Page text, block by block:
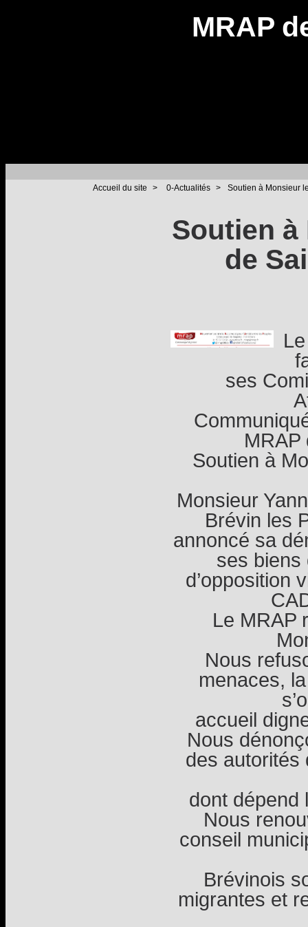
MRAP
Accueil du site > 0-Actualités > Soutien à Monsieur
Soutien à
de
ses
MRAP
Soutien à
Monsieur
Brévin les
annoncé sa
ses biens
d’opposition
Le MRAP
Nous
menaces,
accueil
Nous
des autorités
dont dépend
Nous
conseil
Brévinois
migrantes et